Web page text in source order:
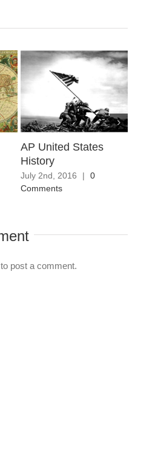
AP United States
History
July 2nd, 2016 |
0
Comments
post a comment.